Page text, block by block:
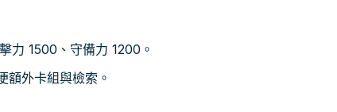
1500、守備力 1200。
外卡組與檢索。